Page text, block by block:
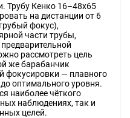
Трубу Кенко 16–48x65
на дистанции от 6
фокус),
части трубы,
рассмотреть цель
же барабанчик
фокусировки — плавного
оптимального уровня.
наиболее чёткого
наблюдениях, так и
целей.